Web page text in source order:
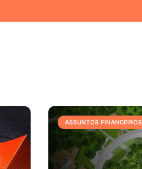
ASSUNTOS FINANCEIROS